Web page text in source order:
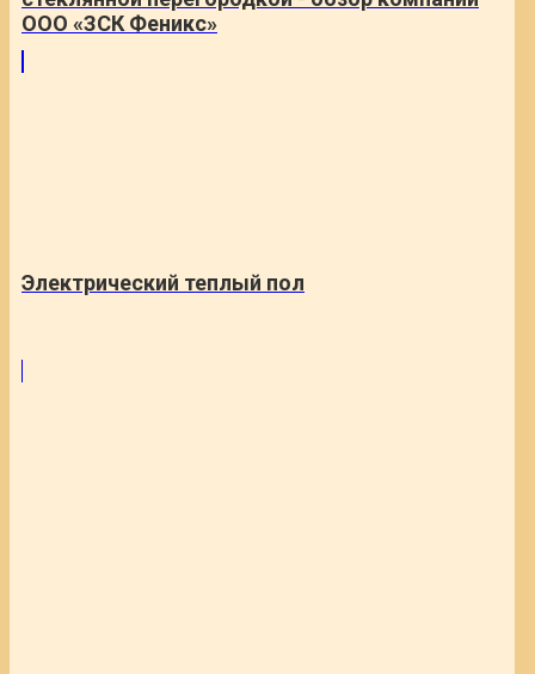
ООО «ЗСК Феникс»
Электрический теплый пол